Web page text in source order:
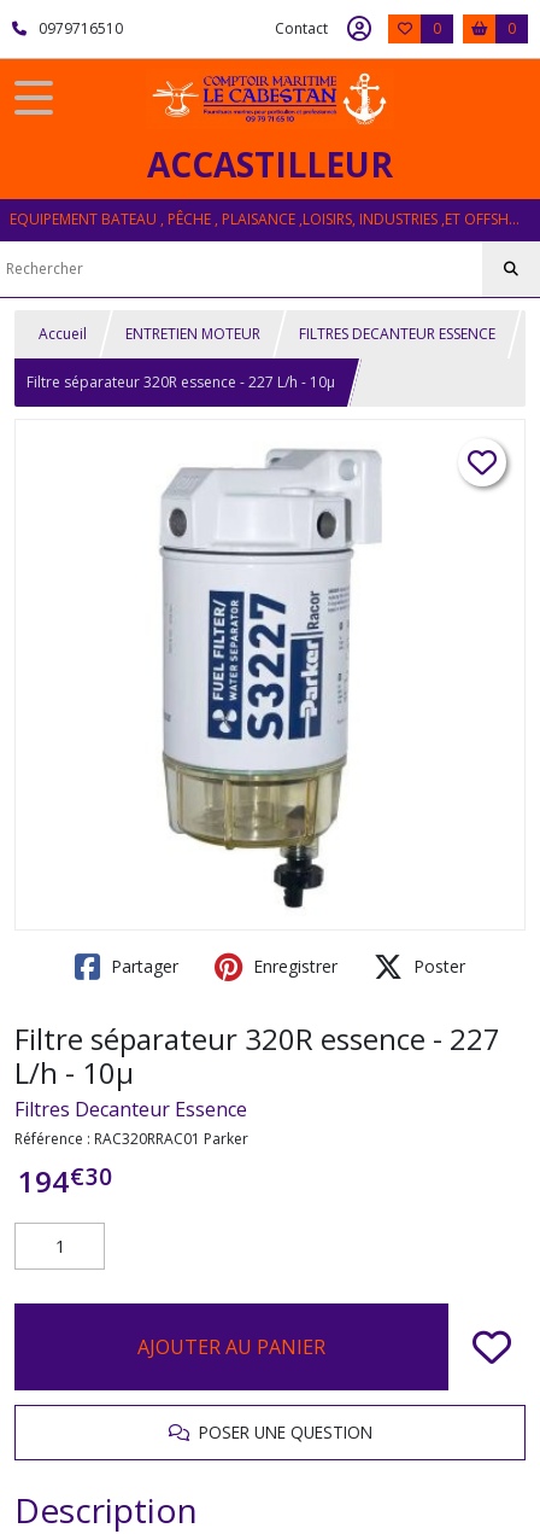
0979716510 Contact 0 0
ACCASTILLEUR
EQUIPEMENT BATEAU , PÊCHE , PLAISANCE ,LOISIRS, INDUSTRIES ,ET OFFSHORE
Accueil ENTRETIEN MOTEUR FILTRES DECANTEUR ESSENCE
Filtre séparateur 320R essence - 227 L/h - 10µ
Partager Enregistrer Poster
Filtre séparateur 320R essence - 227
L/h - 10µ
Filtres Decanteur Essence
Référence : RAC320RRAC01 Parker
194€30
AJOUTER AU PANIER
POSER UNE QUESTION
Description